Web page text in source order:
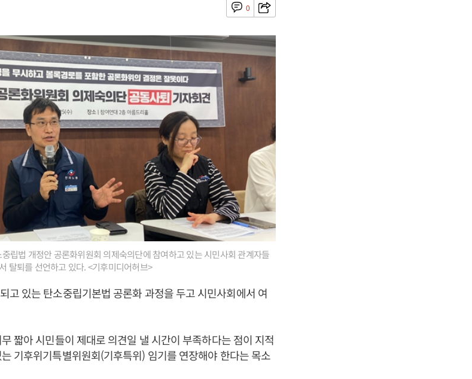
0
립법 개정안 공론화위원회 의제숙의단에 참여하고 있는 시민사회 관계자들
탈퇴를 선언하고 있다. <기후미디어허브>
고 있는 탄소중립기본법 공론화 과정을 두고 시민사회에서 여
짧아 시민들이 제대로 의견일 낼 시간이 부족하다는 점이 지적
기후위기특별위원회(기후특위) 임기를 연장해야 한다는 목소